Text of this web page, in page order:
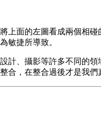
上面的左圖看成兩個相
敏捷所導致。
計、攝影等許多不同的
，在整合過後才是我